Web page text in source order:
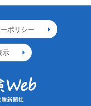
ポリシー
示